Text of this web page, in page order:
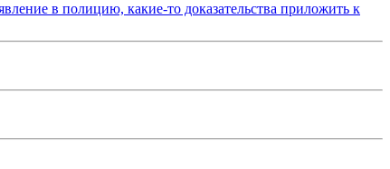
в полицию, какие-то доказательства приложить к